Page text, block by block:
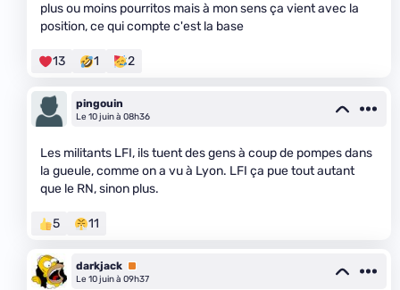
plus ou moins pourritos mais à mon sens ça vient avec la
position, ce qui compte c'est la base
13 1 2
pingouin
Le 10 juin à 08h36
Les militants LFI, ils tuent des gens à coup de pompes dans
la gueule, comme on a vu à Lyon. LFI ça pue tout autant
que le RN, sinon plus.
5 11
darkjack Premium
Le 10 juin à 09h37